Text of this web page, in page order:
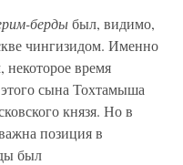
бердыбыл, видимо,
чингизидом. Именно
некоторое время
сына Тохтамыша
князя. Но в
позиция в
был